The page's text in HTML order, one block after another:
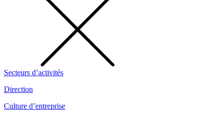
Secteurs d’activités
Direction
Culture d’entreprise